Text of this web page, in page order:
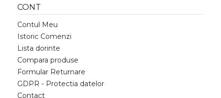
CONT
Contul Meu
Istoric Comenzi
Lista dorinte
Compara produse
Formular Returnare
GDPR - Protectia datelor
Contact